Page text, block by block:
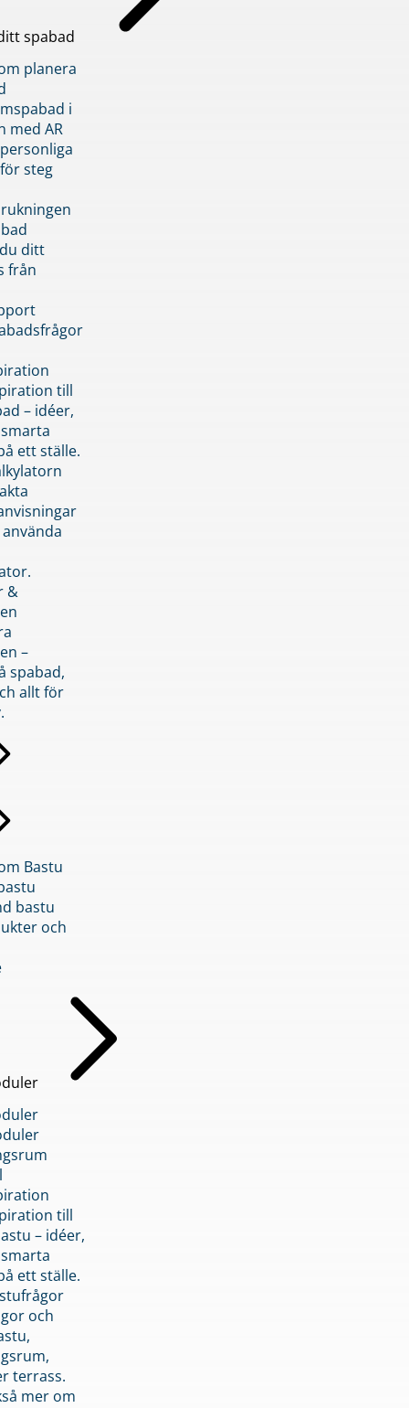
spabad
planera
i
med AR
steg
ditt
från
till
– idéer,
ett ställe.
&
–
spabad,
allt för
Bastu
bastu
och
till
– idéer,
ett ställe.
och
terrass.
mer om